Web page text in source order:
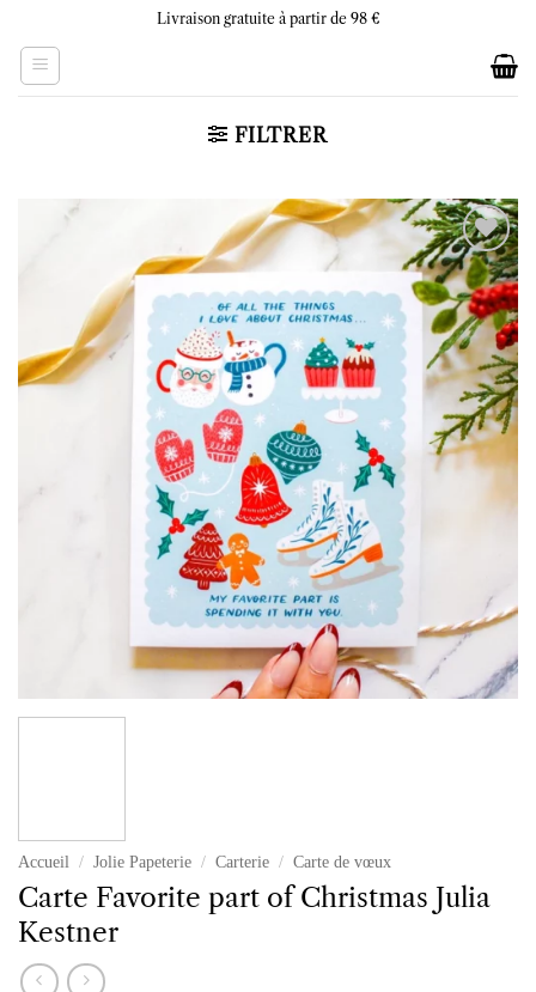
content
Livraison gratuite à partir de 98 €
FILTRER
Ajouter
à la liste
d’envies
Accueil / Jolie Papeterie / Carterie / Carte de vœux
Carte Favorite part of Christmas Julia
Kestner